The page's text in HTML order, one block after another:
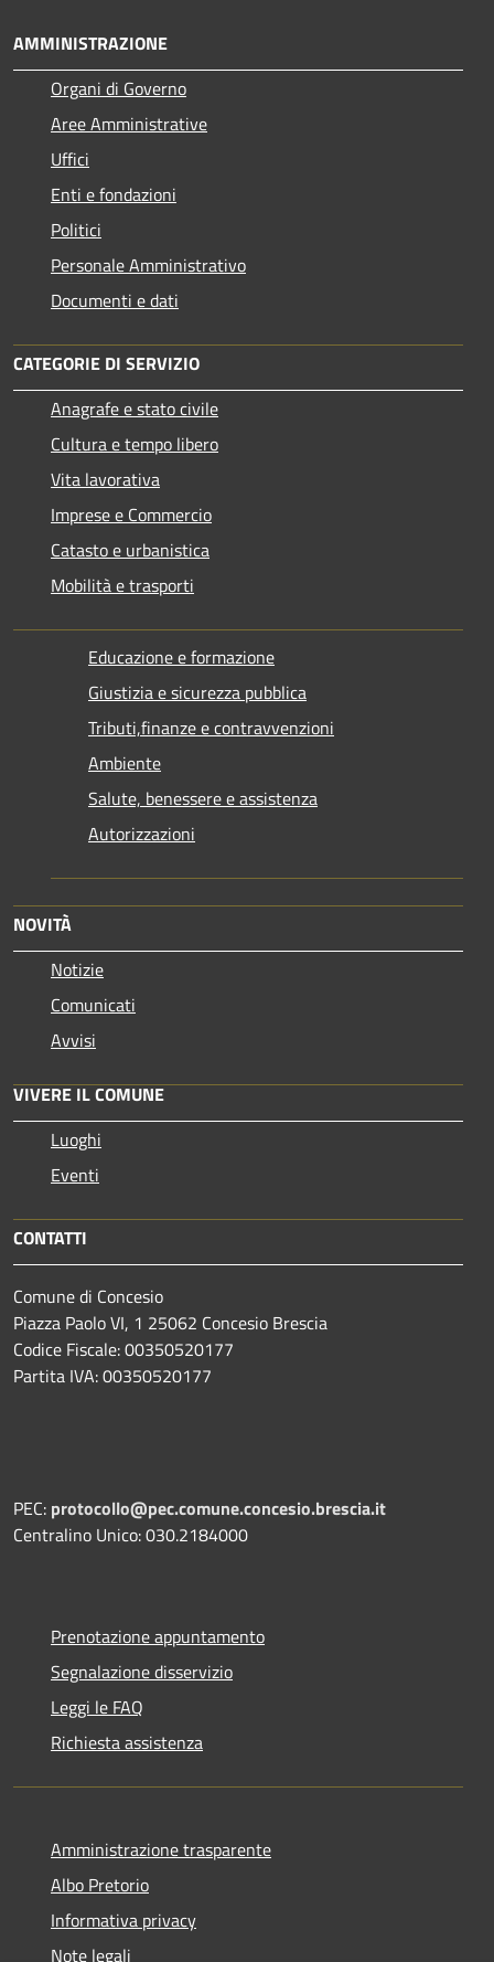
AMMINISTRAZIONE
Organi di Governo
Aree Amministrative
Uffici
Enti e fondazioni
Politici
Personale Amministrativo
Documenti e dati
CATEGORIE DI SERVIZIO
Anagrafe e stato civile
Cultura e tempo libero
Vita lavorativa
Imprese e Commercio
Catasto e urbanistica
Mobilità e trasporti
Educazione e formazione
Giustizia e sicurezza pubblica
Tributi,finanze e contravvenzioni
Ambiente
Salute, benessere e assistenza
Autorizzazioni
NOVITÀ
Notizie
Comunicati
Avvisi
VIVERE IL COMUNE
Luoghi
Eventi
CONTATTI
Comune di Concesio
Piazza Paolo VI, 1 25062 Concesio Brescia
Codice Fiscale: 00350520177
Partita IVA: 00350520177
PEC: protocollo@pec.comune.concesio.brescia.it
Centralino Unico: 030.2184000
Prenotazione appuntamento
Segnalazione disservizio
Leggi le FAQ
Richiesta assistenza
Amministrazione trasparente
Albo Pretorio
Informativa privacy
Note legali